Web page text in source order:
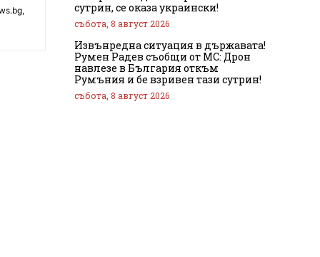
сутрин, се оказа украински!
събота, 8 август 2026
Извънредна ситуация в държавата!
Румен Радев съобщи от МС: Дрон
навлезе в България откъм
Румъния и бе взривен тази сутрин!
събота, 8 август 2026